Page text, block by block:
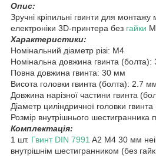
Опис:
Зручні кріпильні гвинти для монтажу
електроніки 3D-принтера без гайки
Характеристики:
Номінальний діаметр різі: M4
Номінальна довжина гвинта
Повна довжина гвинта: 30 мм
Висота головки гвинта (болта): 2.7
Довжина нарізної частини гвинта
Діаметр циліндричної головки
Розмір внутрішнього шестигранника
Комплектація:
1 шт. Гвинт DIN 7991 A2 M4 30 мм
внутрішнім шестигранником (без